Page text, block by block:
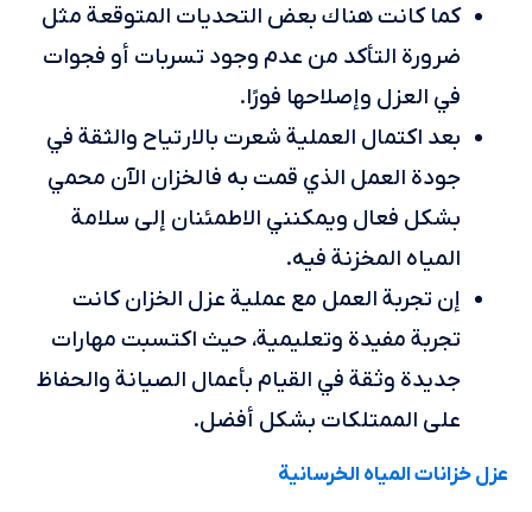
كما كانت هناك بعض التحديات المتوقعة مثل
ضرورة التأكد من عدم وجود تسربات أو فجوات
في العزل وإصلاحها فورًا.
بعد اكتمال العملية شعرت بالارتياح والثقة في
جودة العمل الذي قمت به فالخزان الآن محمي
بشكل فعال ويمكنني الاطمئنان إلى سلامة
المياه المخزنة فيه.
إن تجربة العمل مع عملية عزل الخزان كانت
تجربة مفيدة وتعليمية، حيث اكتسبت مهارات
جديدة وثقة في القيام بأعمال الصيانة والحفاظ
على الممتلكات بشكل أفضل.
عزل خزانات المياه الخرسانية